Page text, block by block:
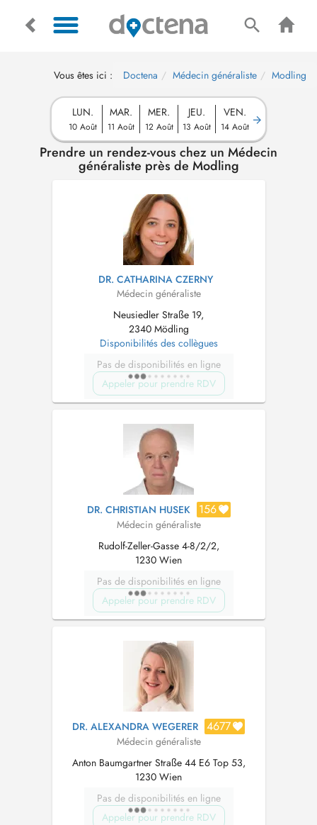
Vous êtes ici : Doctena Médecin généraliste Modling
LUN.
10 Août
MAR.
11 Août
MER.
12 Août
JEU.
13 Août
VEN.
14 Août
Prendre un rendez-vous chez un Médecin
généraliste près de Modling
DR. CATHARINA CZERNY
Médecin généraliste
Neusiedler Straße 19,
2340 Mödling
Disponibilités des collègues
Pas de disponibilités en ligne
Appeler pour prendre RDV
DR. CHRISTIAN HUSEK 156
Médecin généraliste
Rudolf-Zeller-Gasse 4-8/2/2,
1230 Wien
Pas de disponibilités en ligne
Appeler pour prendre RDV
DR. ALEXANDRA WEGERER 4677
Médecin généraliste
Anton Baumgartner Straße 44 E6 Top 53,
1230 Wien
Pas de disponibilités en ligne
Appeler pour prendre RDV